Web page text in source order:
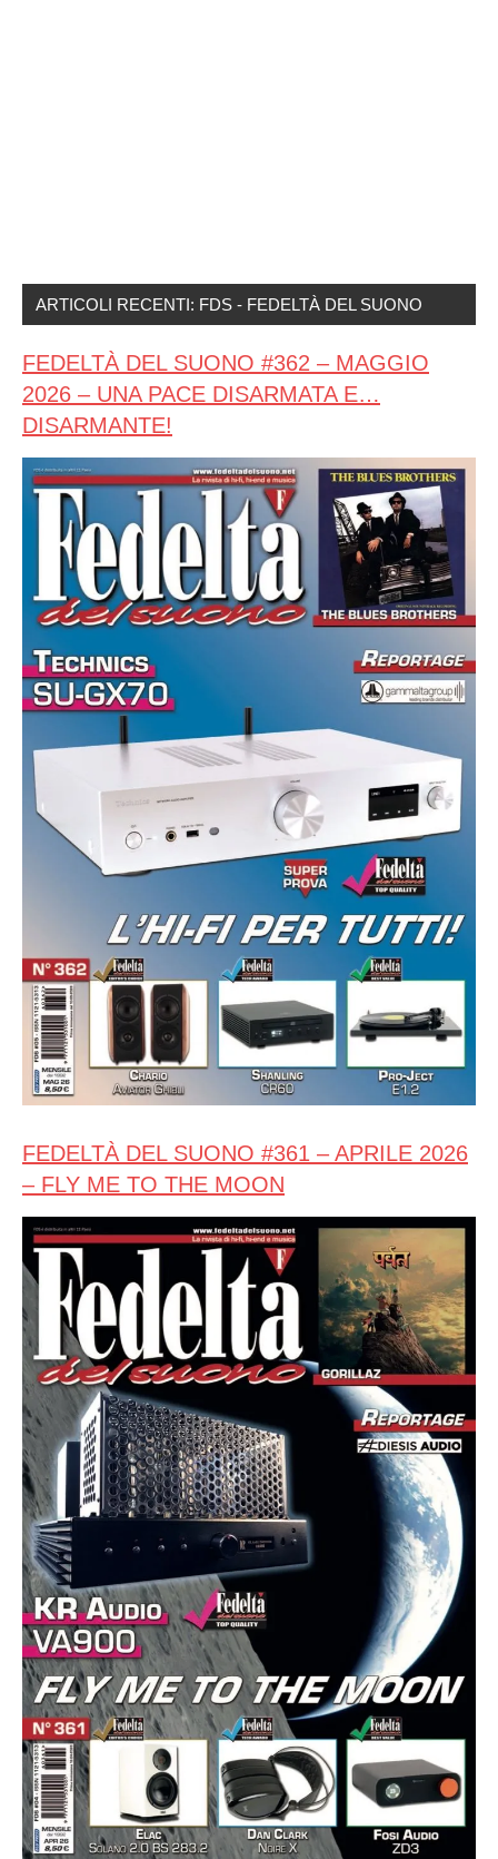
ARTICOLI RECENTI: FDS - FEDELTÀ DEL SUONO
FEDELTÀ DEL SUONO #362 – MAGGIO
2026 – UNA PACE DISARMATA E…
DISARMANTE!
FEDELTÀ DEL SUONO #361 – APRILE 2026
– FLY ME TO THE MOON